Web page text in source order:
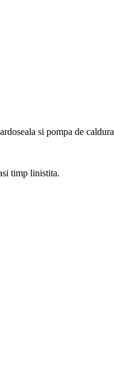
si pompa de caldura
timp linistita.